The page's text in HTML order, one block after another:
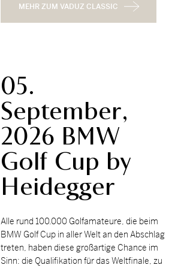
MEHR ZUM VADUZ CLASSIC
05.
September,
2026 BMW
Golf Cup by
Heidegger
Alle rund 100.000 Golfa­ma­teu­re, die beim
BMW Golf Cup in al­ler Welt an den Ab­schlag
tre­ten, ha­ben die­se groß­ar­ti­ge Chan­ce im
Sinn: die Qua­li­fi­ka­ti­on für das Welt­fi­na­le, zu